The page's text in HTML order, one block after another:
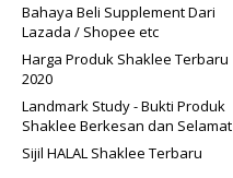
Bahaya Beli Supplement Dari
Lazada / Shopee etc
Harga Produk Shaklee Terbaru
2020
Landmark Study - Bukti Produk
Shaklee Berkesan dan Selamat
Sijil HALAL Shaklee Terbaru